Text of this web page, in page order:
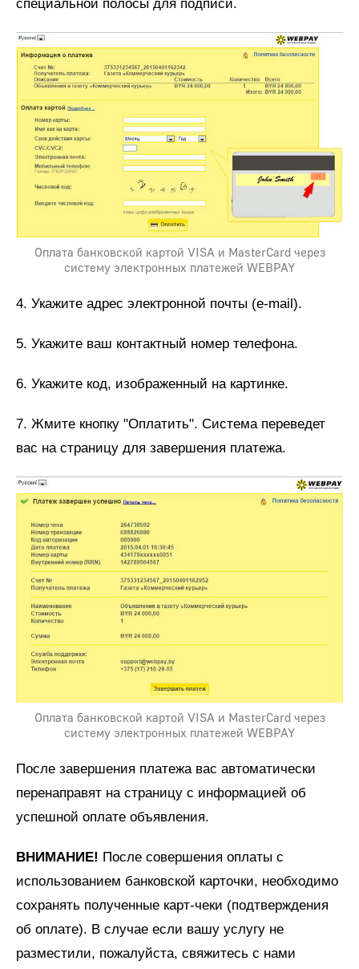
специальной полосы для подписи.
Оплата банковской картой VISA и MasterCard через
систему электронных платежей WEBPAY
4. Укажите адрес электронной почты (e-mail).
5. Укажите ваш контактный номер телефона.
6. Укажите код, изображенный на картинке.
7. Жмите кнопку "Оплатить". Система переведет
вас на страницу для завершения платежа.
Оплата банковской картой VISA и MasterCard через
систему электронных платежей WEBPAY
После завершения платежа вас автоматически
перенаправят на страницу с информацией об
успешной оплате объявления.
ВНИМАНИЕ! После совершения оплаты с
использованием банковской карточки, необходимо
сохранять полученные карт-чеки (подтверждения
об оплате). В случае если вашу услугу не
разместили, пожалуйста, свяжитесь с нами